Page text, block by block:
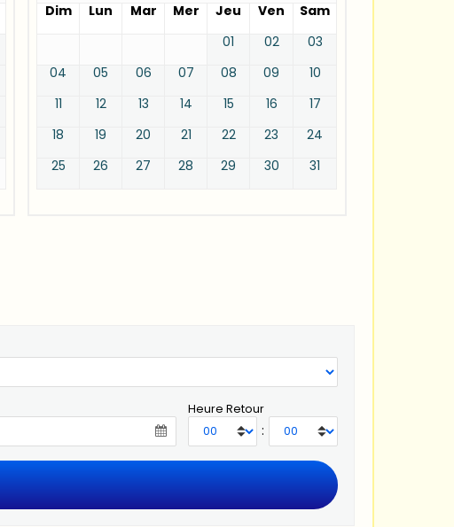
Dim
Lun Mar Mer Jeu Ven
Sam
01
02
03
04
05 06 07 08 09
10
11
12 13 14 15 16
17
18
19 20 21 22 23
24
25
26 27 28 29 30 31
Heure Retour
: